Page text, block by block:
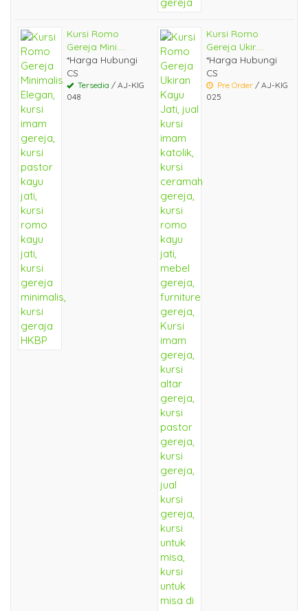
Kursi Romo
Gereja Mini....
*Harga Hubungi
CS
Tersedia / AJ-KIG
048
Kursi Romo
Gereja Ukir....
*Harga Hubungi
CS
Pre Order / AJ-KIG
025